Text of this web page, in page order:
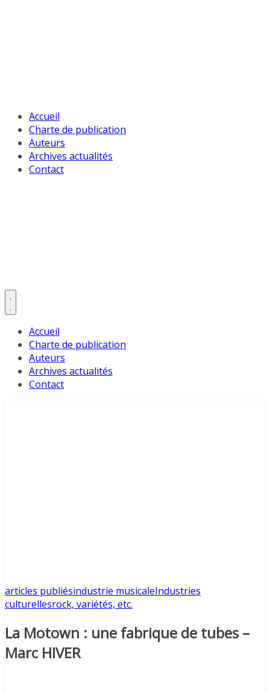
Accueil
Charte de publication
Auteurs
Archives actualités
Contact
Accueil
Charte de publication
Auteurs
Archives actualités
Contact
articles publiésindustrie musicaleIndustries
culturellesrock, variétés, etc.
La Motown : une fabrique de tubes –
Marc HIVER